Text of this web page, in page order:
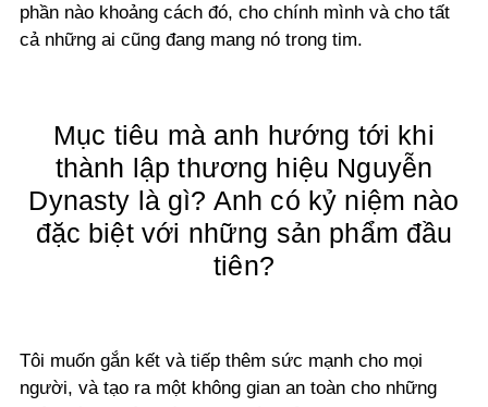
phần nào khoảng cách đó, cho chính mình và cho tất
cả những ai cũng đang mang nó trong tim.
Mục tiêu mà anh hướng tới khi
thành lập thương hiệu Nguyễn
Dynasty là gì? Anh có kỷ niệm nào
đặc biệt với những sản phẩm đầu
tiên?
Tôi muốn gắn kết và tiếp thêm sức mạnh cho mọi
người, và tạo ra một không gian an toàn cho những